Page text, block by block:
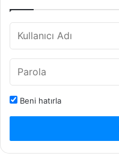
Beni hatırla